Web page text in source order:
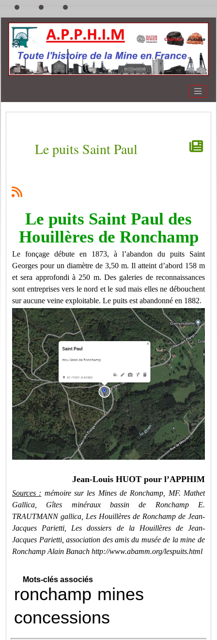
Le puits Saint Paul
Le puits Saint Paul des
Houillères de Ronchamp
Le fonçage débute en 1873, à l’abandon du puits Saint
Georges pour un diamètre de 3,50 m. Il atteint d’abord 158 m
et sera approfondi à 250 m. Des galeries de reconnaissances
sont entreprises vers le nord et le sud mais elles ne débouchent
sur aucune veine exploitable. Le puits est abandonné en 1882.
Jean-Louis HUOT pour l’APPHIM
Sources : mémoire sur les Mines de Ronchamp, MF. Mathet
Gallica, Gîtes minéraux bassin de Ronchamp E.
TRAUTMANN gallica, Les Houillères de Ronchamp de Jean-
Jacques Parietti, Les dossiers de la Houillères de Jean-
Jacques Parietti, association des amis du musée de la mine de
Ronchamp Alain Banach http://www.abamm.org/lespuits.html
Mots-clés associés
ronchamp mines
concessions